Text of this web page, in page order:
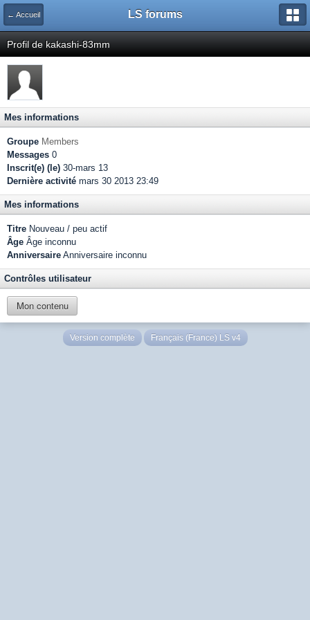
← Accueil LS forums
Profil de kakashi-83mm
Mes informations
Groupe Members
Messages 0
Inscrit(e) (le) 30-mars 13
Dernière activité mars 30 2013 23:49
Mes informations
Titre Nouveau / peu actif
Âge Âge inconnu
Anniversaire Anniversaire inconnu
Contrôles utilisateur
Mon contenu
Version complète Français (France) LS v4